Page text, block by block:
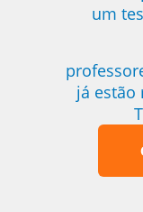
um
já estão